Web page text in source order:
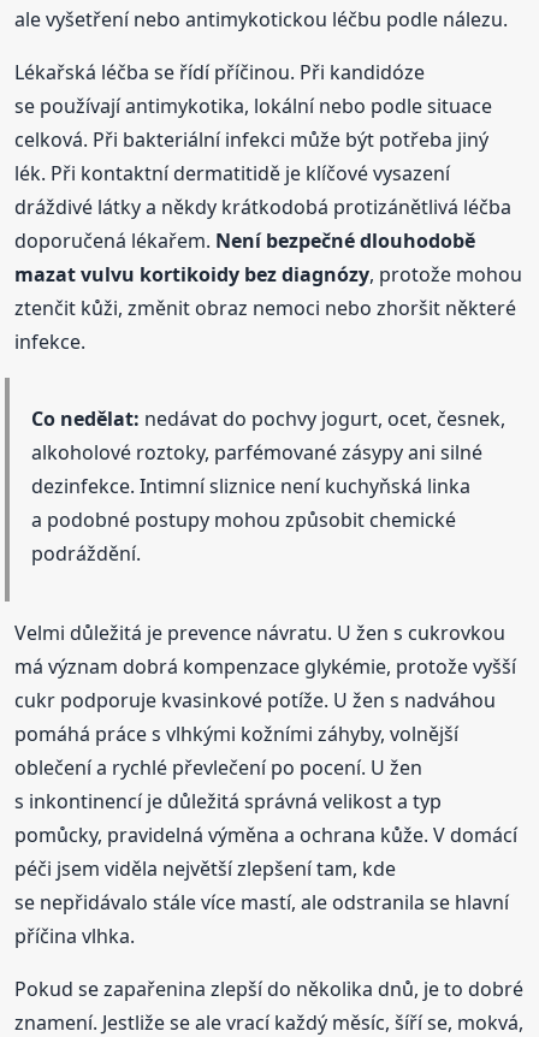
ale vyšetření nebo antimykotickou léčbu podle nálezu.
Lékařská léčba se řídí příčinou. Při kandidóze
se používají antimykotika, lokální nebo podle situace
celková. Při bakteriální infekci může být potřeba jiný
lék. Při kontaktní dermatitidě je klíčové vysazení
dráždivé látky a někdy krátkodobá protizánětlivá léčba
doporučená lékařem. Není bezpečné dlouhodobě
mazat vulvu kortikoidy bez diagnózy, protože mohou
ztenčit kůži, změnit obraz nemoci nebo zhoršit některé
infekce.
Co nedělat: nedávat do pochvy jogurt, ocet, česnek,
alkoholové roztoky, parfémované zásypy ani silné
dezinfekce. Intimní sliznice není kuchyňská linka
a podobné postupy mohou způsobit chemické
podráždění.
Velmi důležitá je prevence návratu. U žen s cukrovkou
má význam dobrá kompenzace glykémie, protože vyšší
cukr podporuje kvasinkové potíže. U žen s nadváhou
pomáhá práce s vlhkými kožními záhyby, volnější
oblečení a rychlé převlečení po pocení. U žen
s inkontinencí je důležitá správná velikost a typ
pomůcky, pravidelná výměna a ochrana kůže. V domácí
péči jsem viděla největší zlepšení tam, kde
se nepřidávalo stále více mastí, ale odstranila se hlavní
příčina vlhka.
Pokud se zapařenina zlepší do několika dnů, je to dobré
znamení. Jestliže se ale vrací každý měsíc, šíří se, mokvá,